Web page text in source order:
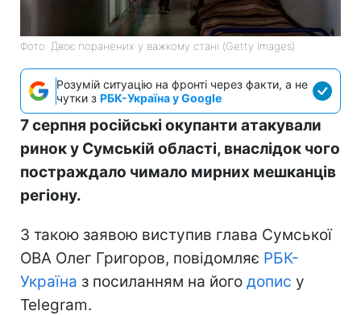
Фото: Двоє поранених у важкому стані (Getty Images)
Розумій ситуацію на фронті через факти, а не
чутки з РБК-Україна у Google
7 серпня російські окупанти атакували
ринок у Сумській області, внаслідок чого
постраждало чимало мирних мешканців
регіону.
З такою заявою виступив глава Сумської
ОВА Олег Григоров, повідомляє РБК-
Україна з посиланням на його допис у
Telegram.